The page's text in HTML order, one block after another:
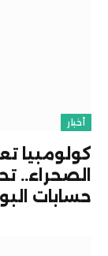
أخبار
كولومبيا
الصحراء..
حسابات